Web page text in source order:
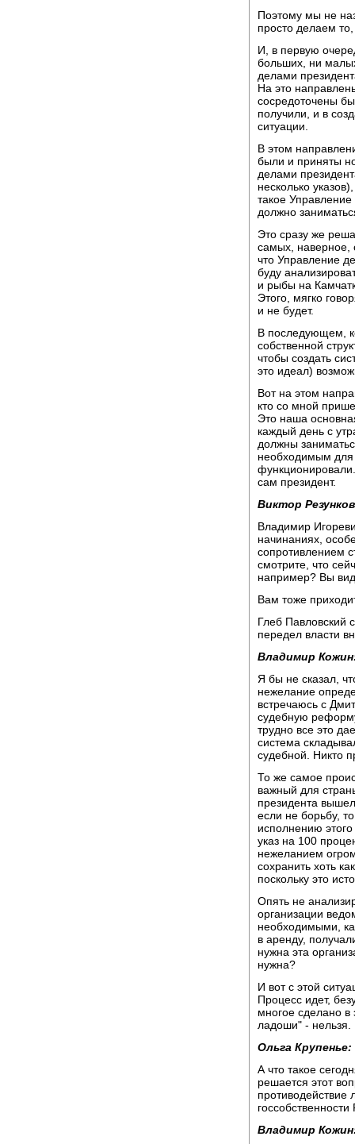
Поэтому мы не
просто делаем
И, в первую
больших, ни
делами
На это
сосредоточены
получили, и в
ситуации.
В этом
были и приняты
делами
несколько
такое
должно
Это сразу же
самых, наверное,
что Управление
буду
и рыбы на
Этого, мягко
и не будет.
В последующем,
собственной
чтобы создать
это идеал)
Вот на этом
кто со мной
Это наша
каждый день с
должны
необходимым для
сам президент.
Виктор
Владимир
начинаниях,
сопротивлением
смотрите, что
например? Вы
Вам тоже
Глеб Павловский
передел власти
Владимир
Я бы не сказал,
нежелание
встречаюсь с
судебную
трудно все это
система
судебной. Никто
То же самое
важный для
президента
если не борьбу,
исполнению
указ на 100
нежеланием
сохранить хоть
поскольку это
Опять не
организации
необходимыми,
в аренду,
нужна эта
нужна?
И вот с этой
Процесс идет,
многое сделано в
ладоши" - нельзя.
Ольга Крупенье:
А что такое
решается этот
Владимир